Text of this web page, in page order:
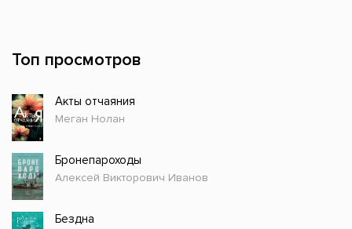
Топ просмотров
Акты отчаяния
Меган Нолан
Бронепароходы
Алексей Викторович Иванов
Бездна